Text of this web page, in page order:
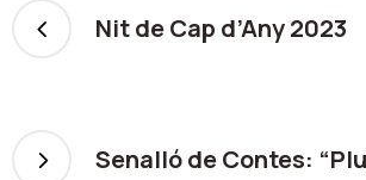
Nit de Cap d’Any 2023
Senalló de Contes: